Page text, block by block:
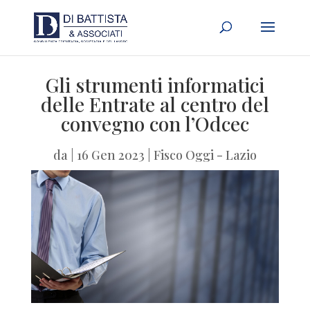
Gli strumenti informatici
delle Entrate al centro del
convegno con l’Odcec
da 16 Gen 2023 Fisco Oggi - Lazio